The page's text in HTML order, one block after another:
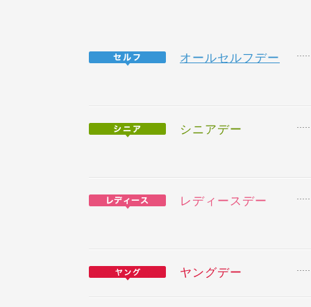
オールセルフデー
シニアデー
レディースデー
ヤングデー